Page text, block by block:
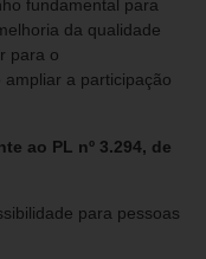
fundamental para
da qualidade
para o
a participação
ao PL nº 3.294, de
para pessoas